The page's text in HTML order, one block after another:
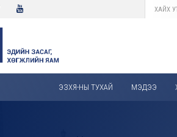
ЭЗХЯ-НЫ ТУХАЙ МЭДЭЭ